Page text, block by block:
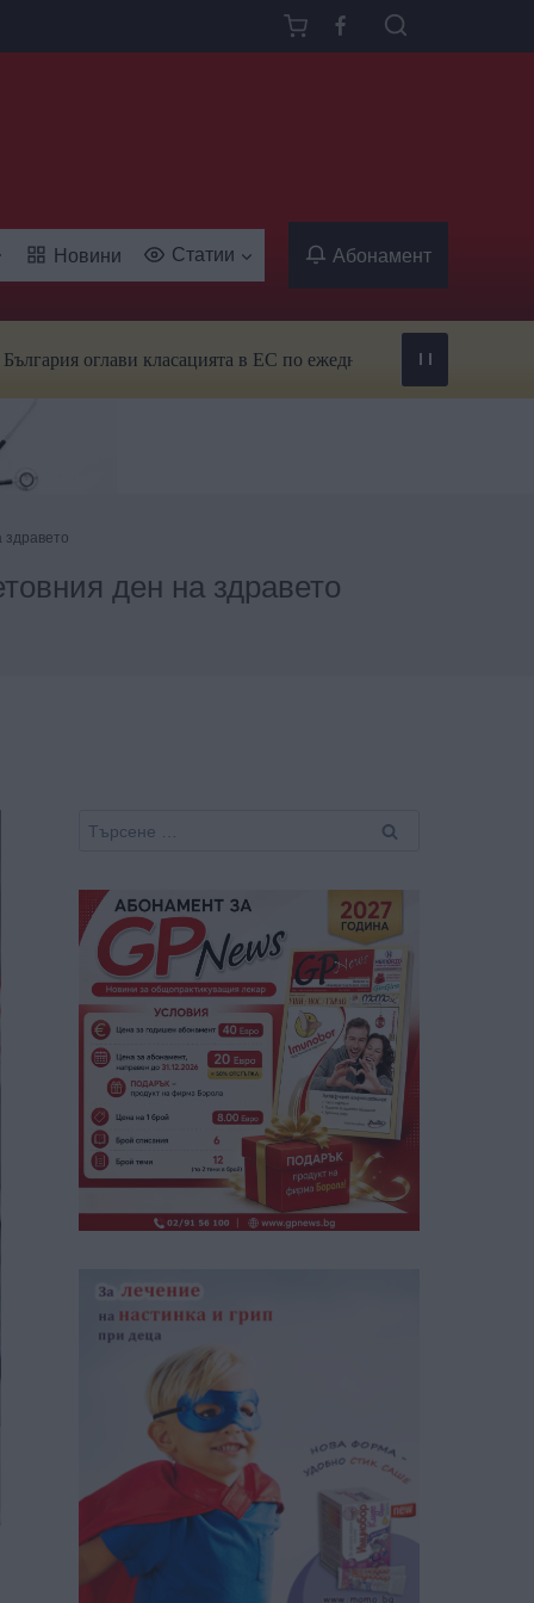
Новини Статии Абонамент
оглави класацията в ЕС по ежедневна употреба на тютюн
ден на здравето
Търсене